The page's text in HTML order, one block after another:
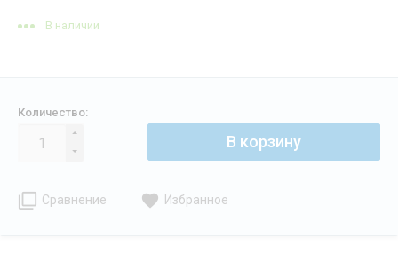
В наличии
Количество:
В корзину
Сравнение Избранное